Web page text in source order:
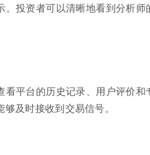
投资者可以清晰地看到分析师
平台的历史记录、用户评价和
及时接收到交易信号。